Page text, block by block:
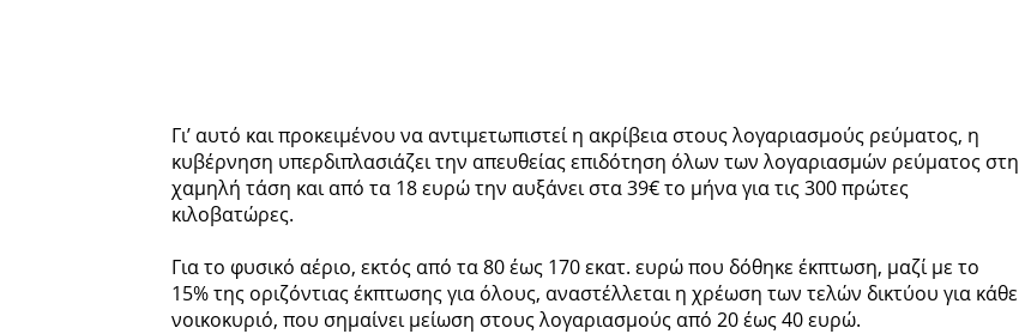
Γι’ αυτό και προκειμένου να αντιμετωπιστεί η ακρίβεια στους λογαριασμούς ρεύματος, η
κυβέρνηση υπερδιπλασιάζει την απευθείας επιδότηση όλων των λογαριασμών ρεύματος στη
χαμηλή τάση και από τα 18 ευρώ την αυξάνει στα 39€ το μήνα για τις 300 πρώτες
κιλοβατώρες.
Για το φυσικό αέριο, εκτός από τα 80 έως 170 εκατ. ευρώ που δόθηκε έκπτωση, μαζί με το
15% της οριζόντιας έκπτωσης για όλους, αναστέλλεται η χρέωση των τελών δικτύου για κάθε
νοικοκυριό, που σημαίνει μείωση στους λογαριασμούς από 20 έως 40 ευρώ.